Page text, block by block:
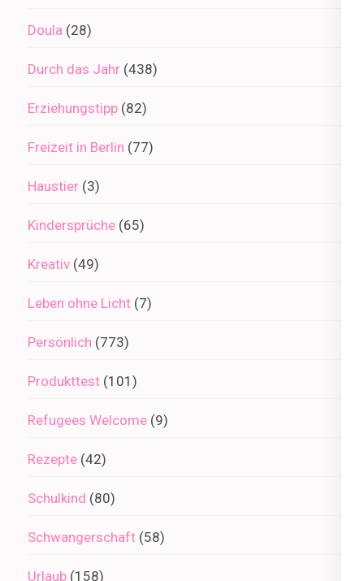
Doula (28)
Durch das Jahr (438)
Erziehungstipp (82)
Freizeit in Berlin (77)
Haustier (3)
Kindersprüche (65)
Kreativ (49)
Leben ohne Licht (7)
Persönlich (773)
Produkttest (101)
Refugees Welcome (9)
Rezepte (42)
Schulkind (80)
Schwangerschaft (58)
Urlaub (158)